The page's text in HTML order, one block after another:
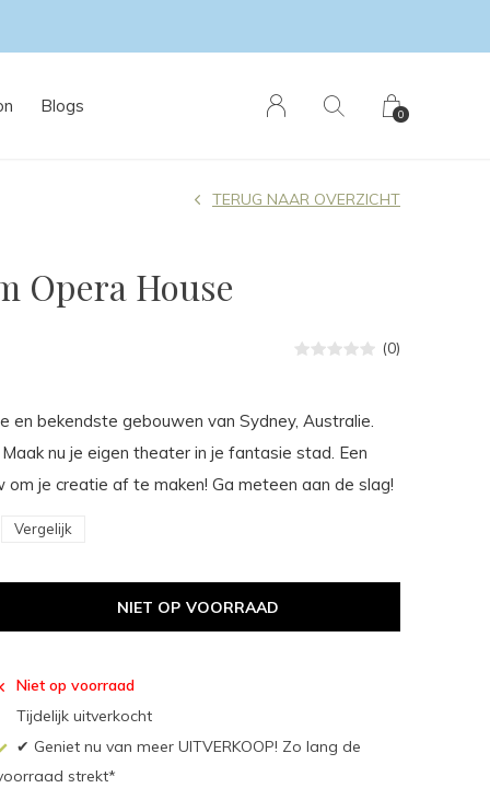
Blogs 0
Opera House
TERUG NAAR OVERZICHT
(0)
en bekendste gebouwen van Sydney, Australie.
nu je eigen theater in je fantasie stad. Een
om je creatie af te maken! Ga meteen aan de slag!
Vergelijk
NIET OP VOORRAAD
Niet op voorraad
Tijdelijk uitverkocht
✔ Geniet nu van meer UITVERKOOP! Zo lang de
strekt*